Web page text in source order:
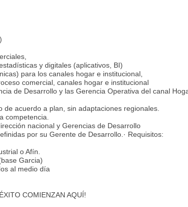
y digitales (aplicativos, BI)
para los canales hogar e institucional,
comercial, canales hogar e institucional
de Desarrollo y las Gerencia Operativa del canal
acuerdo a plan, sin adaptaciones regionales.
competencia.
nacional y Gerencias de Desarrollo
por su Gerente de Desarrollo.· Requisitos:
o Afín.
Garcia)
al medio día
COMIENZAN AQUÍ!